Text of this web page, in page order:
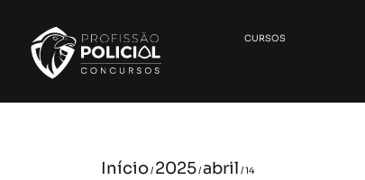
CURSOS
Início/ 2025/abril / 14